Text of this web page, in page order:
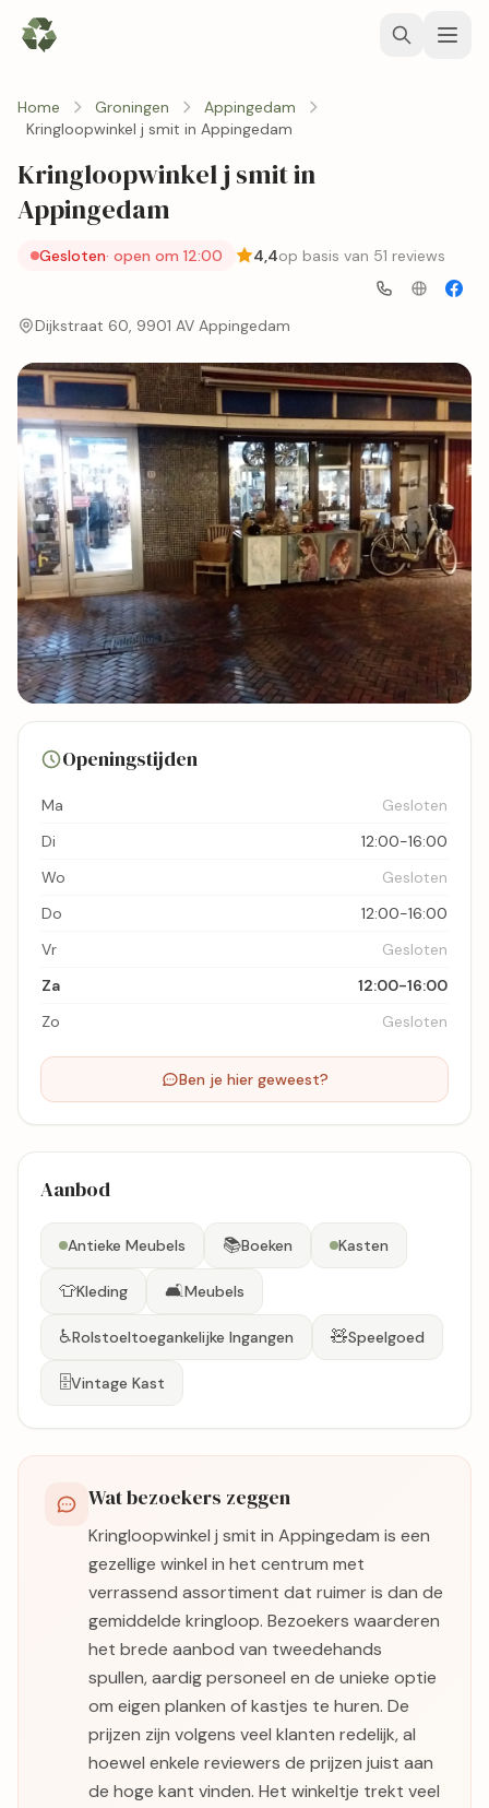
Home Groningen
Appingedam
Kringloopwinkel j smit in Appingedam
Kringloopwinkel j smit in
Appingedam
Gesloten· open om 12:00 4,4op basis van 51 reviews
Dijkstraat 60, 9901 AV Appingedam
Bekijk kaart
Openingstijden
Ma
Gesloten
Di
12:00-16:00
Wo
Gesloten
Do
12:00-16:00
Vr
Gesloten
Za
12:00-16:00
Zo
Gesloten
Ben je hier geweest?
Aanbod
Antieke Meubels 📚Boeken Kasten
👕Kleding 🛋️Meubels
♿Rolstoeltoegankelijke Ingangen 🧸Speelgoed
🗄️Vintage Kast
Wat bezoekers zeggen
Kringloopwinkel j smit in Appingedam is een
gezellige winkel in het centrum met
verrassend assortiment dat ruimer is dan de
gemiddelde kringloop. Bezoekers waarderen
het brede aanbod van tweedehands
spullen, aardig personeel en de unieke optie
om eigen planken of kastjes te huren. De
prijzen zijn volgens veel klanten redelijk, al
hoewel enkele reviewers de prijzen juist aan
de hoge kant vinden. Het winkeltje trekt veel